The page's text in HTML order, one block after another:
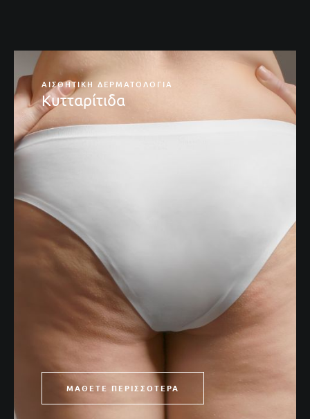
ΑΙΣΘΗΤΙΚΉ ΔΕΡΜΑΤΟΛΟΓΊΑ
Xαλάρωση Σώματος
ΜΆΘΕΤΕ ΠΕΡΙΣΣΌΤΕΡΑ